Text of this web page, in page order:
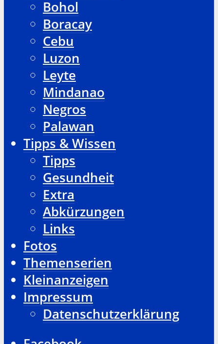
Bohol
Boracay
Cebu
Luzon
Leyte
Mindanao
Negros
Palawan
Tipps & Wissen
Tipps
Gesundheit
Extra
Abkürzungen
Links
Fotos
Themenserien
Kleinanzeigen
Impressum
Datenschutzerklärung